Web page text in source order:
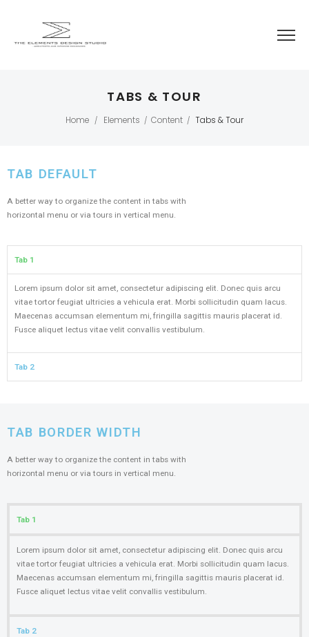
TABS & TOUR
Home / Elements / Content / Tabs & Tour
TAB DEFAULT​​
A better way to organize the content in tabs with
horizontal menu or via tours in vertical menu.
Tab 1
Lorem ipsum dolor sit amet, consectetur adipiscing elit. Donec quis arcu
vitae tortor feugiat ultricies a vehicula erat. Morbi sollicitudin quam lacus.
Maecenas accumsan elementum mi, fringilla sagittis mauris placerat id.
Fusce aliquet lectus vitae velit convallis vestibulum.
Tab 2
TAB BORDER WIDTH​
A better way to organize the content in tabs with
horizontal menu or via tours in vertical menu.
Tab 1
Lorem ipsum dolor sit amet, consectetur adipiscing elit. Donec quis arcu
vitae tortor feugiat ultricies a vehicula erat. Morbi sollicitudin quam lacus.
Maecenas accumsan elementum mi, fringilla sagittis mauris placerat id.
Fusce aliquet lectus vitae velit convallis vestibulum.
Tab 2